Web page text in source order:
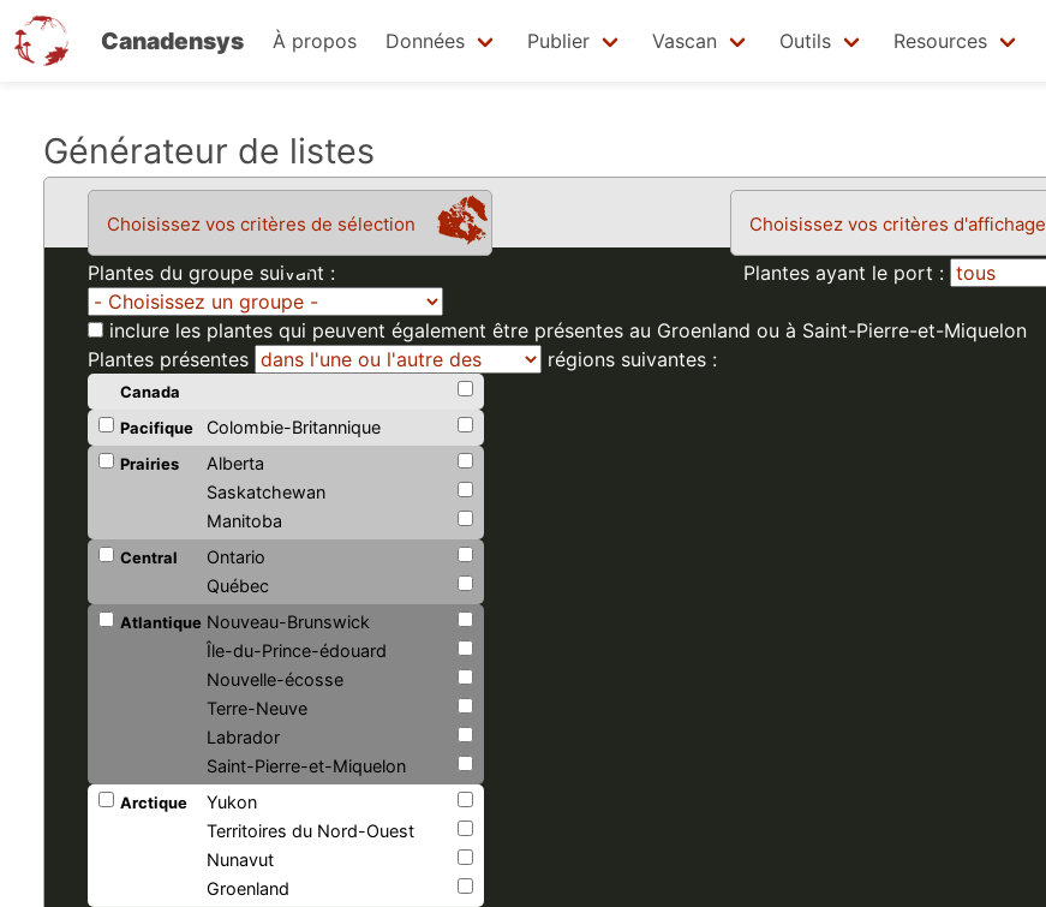
Canadensys À propos Données Publier Vascan Outils Resources
Générateur de listes
Choisissez vos critères de sélection Choisissez vos critères d'affichage
Plantes ayant le port :
Plantes du groupe suivant :
inclure les plantes qui peuvent également être présentes au Groenland ou à Saint-Pierre-et-Miquelon
Plantes présentes
régions suivantes :
Canada
Pacifique
Colombie-Britannique
Prairies
Alberta
Saskatchewan
Manitoba
Central
Ontario
Québec
Atlantique Nouveau-Brunswick
Île-du-Prince-édouard
Nouvelle-écosse
Terre-Neuve
Labrador
Saint-Pierre-et-Miquelon
Arctique
Yukon
Territoires du Nord-Ouest
Nunavut
Groenland